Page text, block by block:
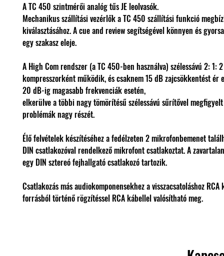
A TC 450 szintmérői analóg tűs JE leolvasók.
Mechanikus szállítási vezérlők a TC 450 szállítási funkció
kiválasztásához. A cue and review segítségével könnyen és
egy szakasz eleje.
A High Com rendszer (a TC 450-ben használva) szélessávú 2: 1: 2
kompresszorként működik, és csaknem 15 dB zajcsökkentést ér
20 dB-ig magasabb frekvenciák esetén,
elkerülve a többi nagy tömörítésű szélessávú sűrítővel
problémák nagy részét.
Élő felvételek készítéséhez a fedélzeten 2 mikrofonbemenet
DIN csatlakozóval rendelkező mikrofont csatlakoztat. A
egy DIN sztereó fejhallgató csatlakozó tartozik.
Csatlakozás más audiokomponensekhez a visszacsatoláshoz RCA
forrásból történő rögzítéssel RCA kábellel valósítható meg.